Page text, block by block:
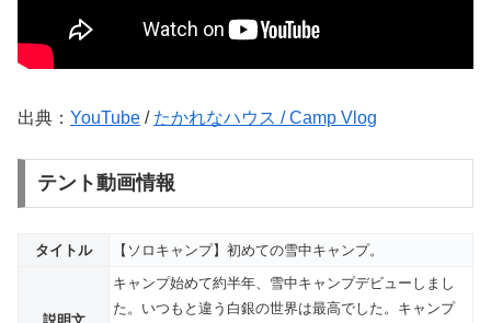
出典： YouTube / たかれなハウス / Camp Vlog
テント動画情報
タイトル 【ソロキャンプ】初めての雪中キャンプ。
キャンプ始めて約半年、雪中キャンプデビューしまし
た。いつもと違う白銀の世界は最高でした。キャンプ